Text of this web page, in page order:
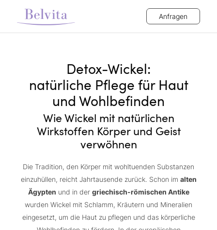
Anfragen
Detox-Wickel:
natürliche Pflege für Haut
und Wohlbefinden
Wie Wickel mit natürlichen
Wirkstoffen Körper und Geist
verwöhnen
Die Tradition, den Körper mit wohltuenden Substanzen
einzuhüllen, reicht Jahrtausende zurück. Schon im alten
Ägypten und in der griechisch-römischen Antike
wurden Wickel mit Schlamm, Kräutern und Mineralien
eingesetzt, um die Haut zu pflegen und das körperliche